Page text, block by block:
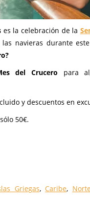
es la celebración de la
navieras durante
del Crucero para
y descuentos en
50€.
Griegas, Caribe,